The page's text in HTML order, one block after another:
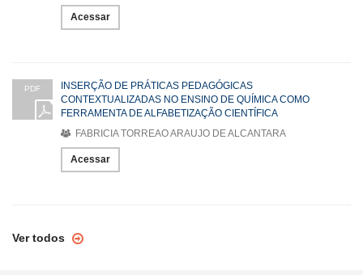
Acessar
PDF
INSERÇÃO DE PRÁTICAS PEDAGÓGICAS
CONTEXTUALIZADAS NO ENSINO DE QUÍMICA COMO
FERRAMENTA DE ALFABETIZAÇÃO CIENTÍFICA
FABRICIA TORREAO ARAUJO DE ALCANTARA
Acessar
Ver todos